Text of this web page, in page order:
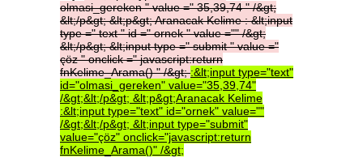
olmasi_gereken"value="35,39,74"/&gt;
&lt;/p&gt;&lt;p&gt;AranacakKelime:&lt;input
type="text"id="ornek"value=""/&gt;
&lt;/p&gt;&lt;inputtype="submit"value="
çöz"onclick="javascript:return
fnKelime_Arama()"/&gt;:&lt;input type="text"
id="olmasi_gereken" value="35,39,74"
/&gt;&lt;/p&gt; &lt;p&gt;Aranacak Kelime
:&lt;input type="text" id="ornek" value=""
/&gt;&lt;/p&gt; &lt;input type="submit"
value="çöz" onclick="javascript:return
fnKelime_Arama()" /&gt;